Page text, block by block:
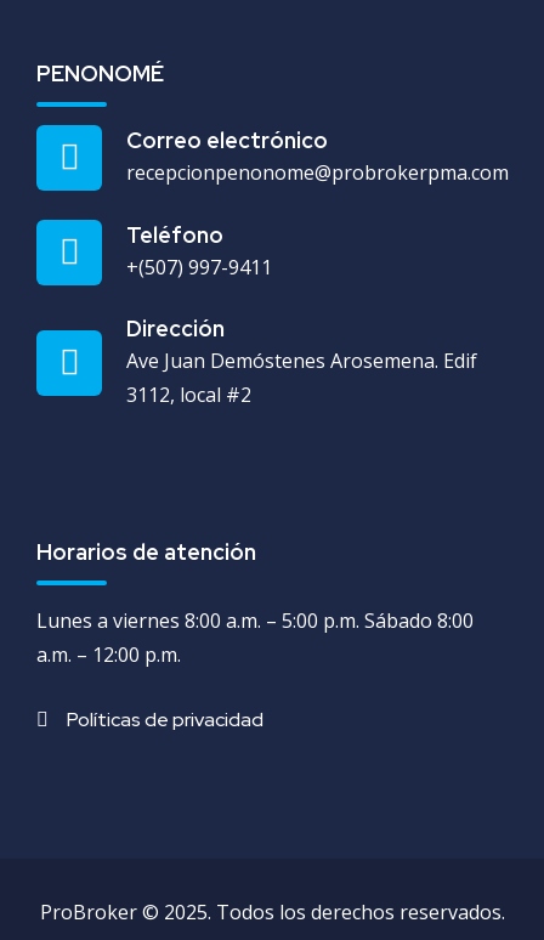
PENONOMÉ
Correo electrónico
recepcionpenonome@probrokerpma.com
Teléfono
+(507) 997-9411
Dirección
Ave Juan Demóstenes Arosemena. Edif
3112, local #2
Horarios de atención
Lunes a viernes 8:00 a.m. – 5:00 p.m. Sábado 8:00
a.m. – 12:00 p.m.
Políticas de privacidad
ProBroker © 2025. Todos los derechos reservados.